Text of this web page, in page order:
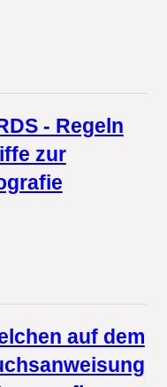
- Regeln
zur
auf dem